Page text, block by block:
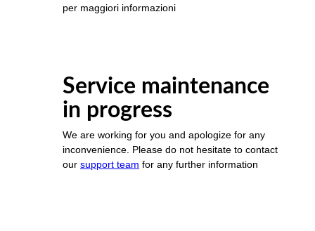
per maggiori informazioni
Service maintenance
in progress
We are working for you and apologize for any
inconvenience. Please do not hesitate to contact
our support team for any further information